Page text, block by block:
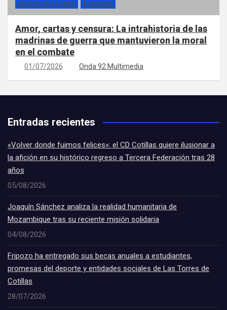
RELATOS EN LA ONDA SECCIONES
Amor, cartas y censura: La intrahistoria de las
madrinas de guerra que mantuvieron la moral
en el combate
01/07/2026 Onda 92 Multimedia
Entradas recientes
«Volver donde fuimos felices»: el CD Cotillas quiere ilusionar a
la afición en su histórico regreso a Tercera Federación tras 28
años
05/08/2026
Joaquín Sánchez analiza la realidad humanitaria de
Mozambique tras su reciente misión solidaria
04/08/2026
Fripozo ha entregado sus becas anuales a estudiantes,
promesas del deporte y entidades sociales de Las Torres de
Cotillas
28/07/2026